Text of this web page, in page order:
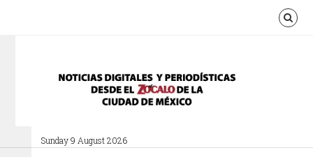
Sunday 9 August 2026